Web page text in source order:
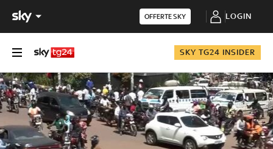
OFFERTE SKY LOGIN
SKY TG24 INSIDER